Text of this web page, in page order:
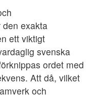
exakta
ett viktigt
svenska
ordet med
Att då, vilket
och